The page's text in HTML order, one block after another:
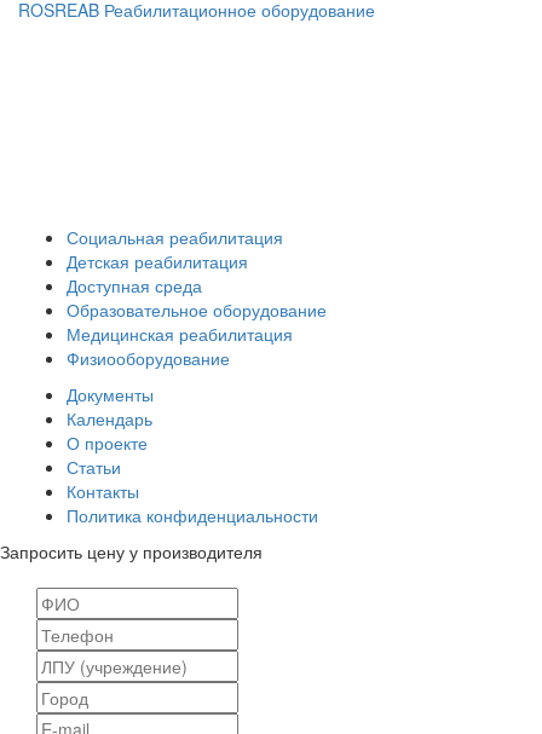
ROSREAB Реабилитационное оборудование
Социальная реабилитация
Детская реабилитация
Доступная среда
Образовательное оборудование
Медицинская реабилитация
Физиооборудование
Документы
Календарь
О проекте
Статьи
Контакты
Политика конфиденциальности
Запросить цену у производителя